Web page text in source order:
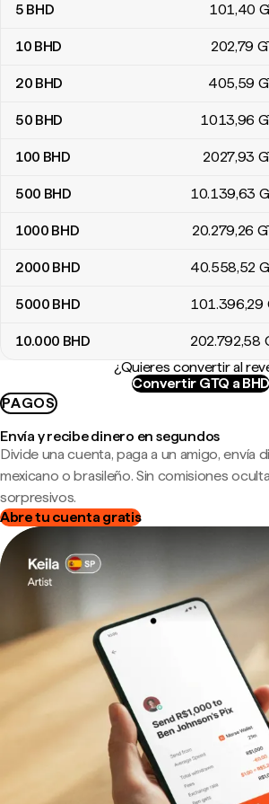
5 BHD 101,40
10 BHD 202,79
20 BHD 405,59
50 BHD 1013,96
100 BHD 2027,93
500 BHD 10.139,63
1000 BHD 20.279,26
2000 BHD 40.558,52
5000 BHD 101.396,29
10.000 BHD 202.792,58
¿Quieres convertir al
Convertir GTQ a BHD
PAGOS
Envía y recibe dinero en segundos
Divide una cuenta, paga a un amigo, envía
mexicano o brasileño. Sin comisiones
sorpresivos.
Abre tu cuenta gratis